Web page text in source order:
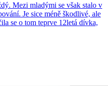
Mezi mladými se však stalo v
Je sice méně škodlivé, ale
se o tom teprve 12letá dívka,